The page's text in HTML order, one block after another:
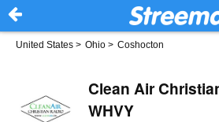
United States > Ohio > Coshocton
Clean Air
WHVY